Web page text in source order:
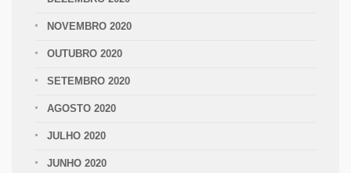
NOVEMBRO 2020
OUTUBRO 2020
SETEMBRO 2020
AGOSTO 2020
JULHO 2020
JUNHO 2020